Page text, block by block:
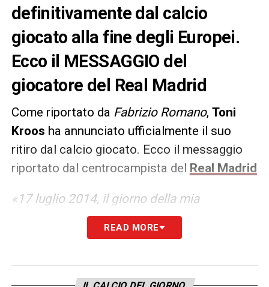
definitivamente dal calcio
giocato alla fine degli Europei.
Ecco il MESSAGGIO del
giocatore del Real Madrid
Come riportato da Fabrizio Romano, Toni
Kroos ha annunciato ufficialmente il suo
ritiro dal calcio giocato. Ecco il messaggio
riportato dal centrocampista del Real Madrid
«17 luglio 2014, il giorno della mia
presentazione al Real Madrid, il giorno che
mi ha cambiato la vita. La mia vita da
READ MORE